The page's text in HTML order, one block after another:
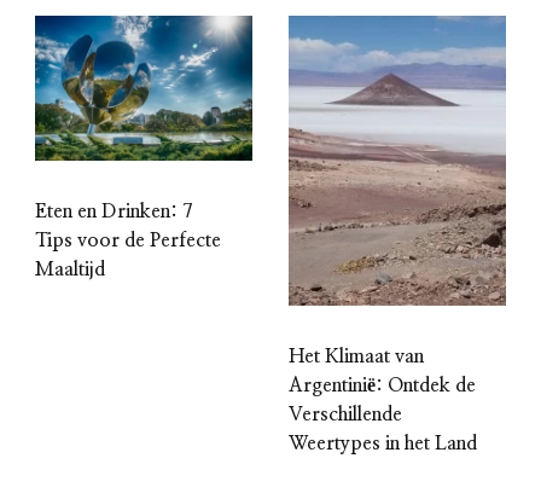
Eten en Drinken: 7
Tips voor de Perfecte
Maaltijd
Het Klimaat van
Argentinië: Ontdek de
Verschillende
Weertypes in het Land